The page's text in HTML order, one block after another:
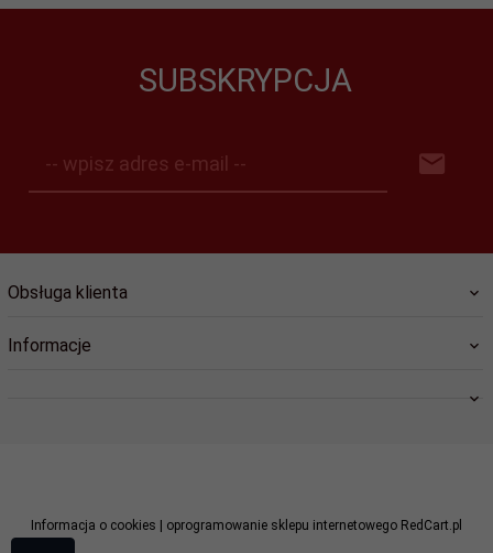
SUBSKRYPCJA
-- wpisz adres e-mail --
Obsługa klienta
Informacje
Informacja o cookies oprogramowanie sklepu internetowego RedCart.pl